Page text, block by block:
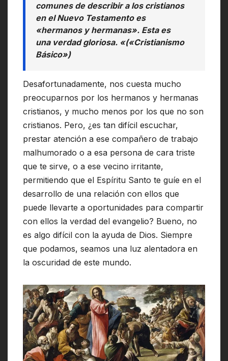
comunes de describir a los cristianos
en el Nuevo Testamento es
«hermanos y hermanas». Esta es
una verdad gloriosa. «(«Cristianismo
Básico»)
Desafortunadamente, nos cuesta mucho
preocuparnos por los hermanos y hermanas
cristianos, y mucho menos por los que no son
cristianos. Pero, ¿es tan difícil escuchar,
prestar atención a ese compañero de trabajo
malhumorado o a esa persona de cara triste
que te sirve, o a ese vecino irritante,
permitiendo que el Espíritu Santo te guíe en el
desarrollo de una relación con ellos que
puede llevarte a oportunidades para compartir
con ellos la verdad del evangelio? Bueno, no
es algo difícil con la ayuda de Dios. Siempre
que podamos, seamos una luz alentadora en
la oscuridad de este mundo.